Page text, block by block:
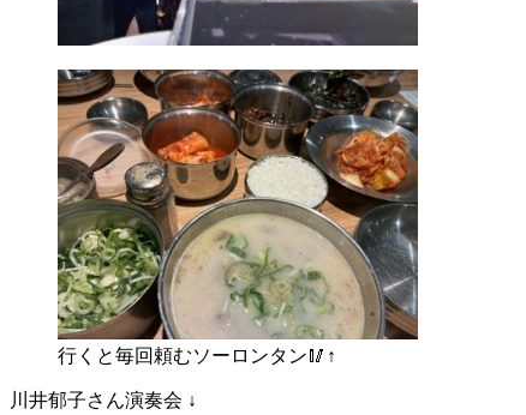
行くと毎回頼むソーロンタン🥢↑
川井郁子さん演奏会 ↓